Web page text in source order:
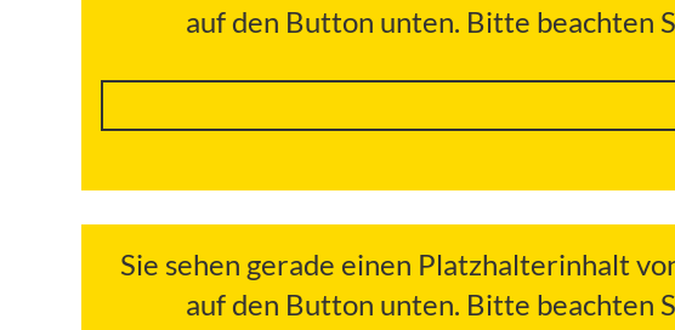
auf den Button unten. Bitte beachten
Sie sehen gerade einen Platzhalterinhalt
auf den Button unten. Bitte beachten